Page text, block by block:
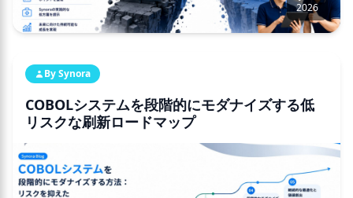
2026
By Synora
COBOLシステムを段階的にモダナイズする低
リスクな刷新ロードマップ